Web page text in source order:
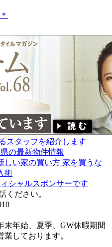
末年始、夏季、GW休暇期間
しております。